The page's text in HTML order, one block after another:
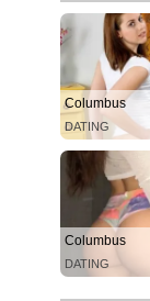
Columbus
DATING
Columbus
DATING